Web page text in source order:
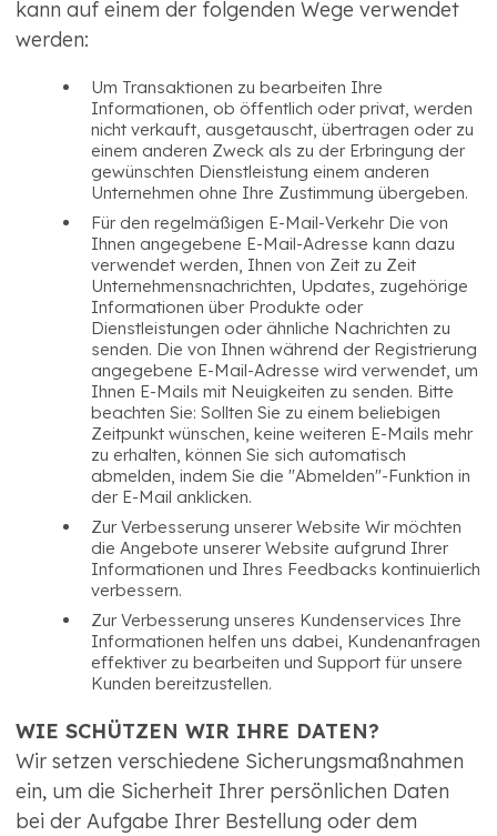
kann auf einem der folgenden Wege verwendet
werden:
Um Transaktionen zu bearbeiten Ihre
Informationen, ob öffentlich oder privat, werden
nicht verkauft, ausgetauscht, übertragen oder zu
einem anderen Zweck als zu der Erbringung der
gewünschten Dienstleistung einem anderen
Unternehmen ohne Ihre Zustimmung übergeben.
Für den regelmäßigen E-Mail-Verkehr Die von
Ihnen angegebene E-Mail-Adresse kann dazu
verwendet werden, Ihnen von Zeit zu Zeit
Unternehmensnachrichten, Updates, zugehörige
Informationen über Produkte oder
Dienstleistungen oder ähnliche Nachrichten zu
senden. Die von Ihnen während der Registrierung
angegebene E-Mail-Adresse wird verwendet, um
Ihnen E-Mails mit Neuigkeiten zu senden. Bitte
beachten Sie: Sollten Sie zu einem beliebigen
Zeitpunkt wünschen, keine weiteren E-Mails mehr
zu erhalten, können Sie sich automatisch
abmelden, indem Sie die "Abmelden"-Funktion in
der E-Mail anklicken.
Zur Verbesserung unserer Website Wir möchten
die Angebote unserer Website aufgrund Ihrer
Informationen und Ihres Feedbacks kontinuierlich
verbessern.
Zur Verbesserung unseres Kundenservices Ihre
Informationen helfen uns dabei, Kundenanfragen
effektiver zu bearbeiten und Support für unsere
Kunden bereitzustellen.
WIE SCHÜTZEN WIR IHRE DATEN?
Wir setzen verschiedene Sicherungsmaßnahmen
ein, um die Sicherheit Ihrer persönlichen Daten
bei der Aufgabe Ihrer Bestellung oder dem